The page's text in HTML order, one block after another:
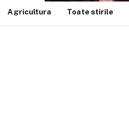
Agricultura Toate stirile